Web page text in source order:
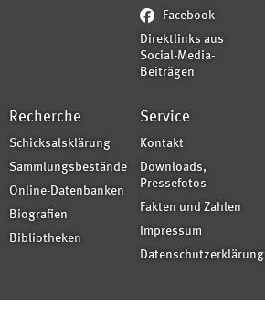
Facebook
Direktlinks aus
Social-Media-
Beiträgen
Recherche
Schicksalsklärung
Sammlungsbestände
Online-Datenbanken
Biografien
Bibliotheken
Service
Kontakt
Downloads,
Pressefotos
Fakten und Zahlen
Impressum
Datenschutzerklärung